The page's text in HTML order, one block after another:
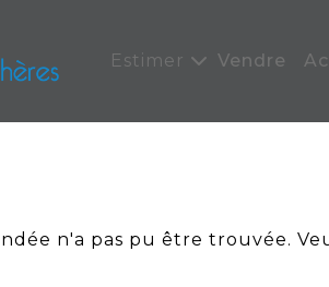
Estimer Vendre
n'a pas pu être trouvée.
des cookies